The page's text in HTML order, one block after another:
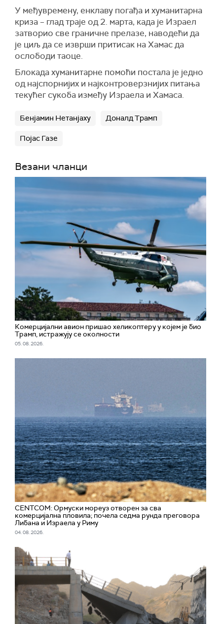
У међувремену, енклаву погађа и хуманитарна
криза – глад траје од 2. марта, када је Израел
затворио све граничне прелазе, наводећи да
је циљ да се изврши притисак на Хамас да
ослободи таоце.
Блокада хуманитарне помоћи постала је једно
од најспорнијих и најконтроверзнијих питања
текућег сукоба између Израела и Хамаса.
Бенјамин Нетанјаху Доналд Трамп
Појас Газе
Везани чланци
Комерцијални авион пришао хеликоптеру у којем је био
Трамп, истражују се околности
05. 08. 2026.
CENTCOM: Ормуски мореуз отворен за сва
комерцијална пловила; почела седма рунда преговора
Либана и Израела у Риму
04. 08. 2026.